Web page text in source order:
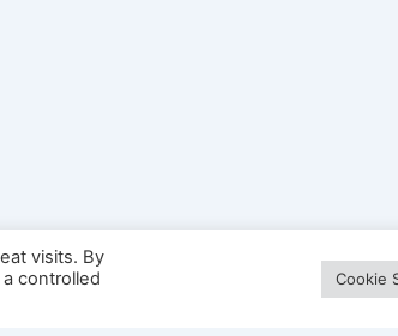
visits. By
controlled
Cookie